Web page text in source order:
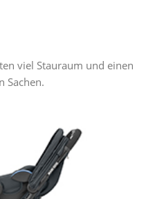
viel Stauraum und einen
Sachen.